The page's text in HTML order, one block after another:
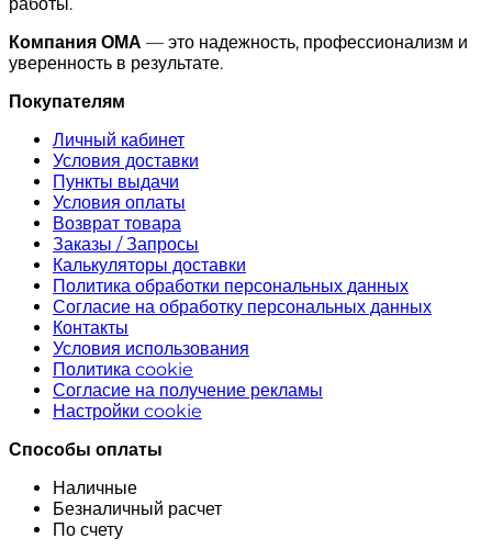
Компания ОМА — это надежность, профессионализм и
уверенность в результате.
Покупателям
Личный кабинет
Условия доставки
Пункты выдачи
Условия оплаты
Возврат товара
Заказы / Запросы
Калькуляторы доставки
Политика обработки персональных данных
Согласие на обработку персональных данных
Контакты
Условия использования
Политика cookie
Согласие на получение рекламы
Настройки cookie
Способы оплаты
Наличные
Безналичный расчет
По счету